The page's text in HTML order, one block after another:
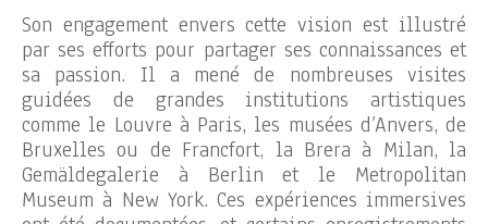
Son engagement envers cette vision est illustré
par ses efforts pour partager ses connaissances et
sa passion. Il a mené de nombreuses visites
guidées de grandes institutions artistiques
comme le Louvre à Paris, les musées d’Anvers, de
Bruxelles ou de Francfort, la Brera à Milan, la
Gemäldegalerie à Berlin et le Metropolitan
Museum à New York. Ces expériences immersives